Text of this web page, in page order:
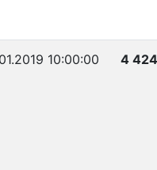
10:00:00 4